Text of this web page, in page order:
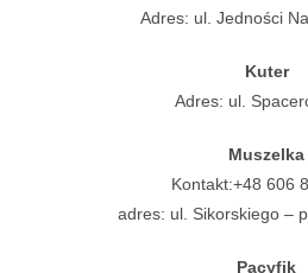
Adres: ul. Jedności
Kuter
Adres: ul.
Muszelka
Kontakt:+48 606
adres: ul. Sikorskiego –
Pacyfik